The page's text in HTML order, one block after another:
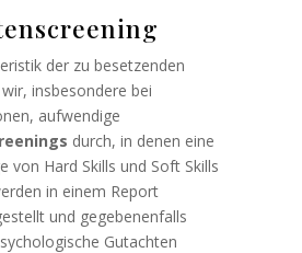
der zu besetzenden
insbesondere bei
aufwendige
durch, in denen eine
von Hard Skills und Soft Skills
in einem Report
und gegebenenfalls
Gutachten